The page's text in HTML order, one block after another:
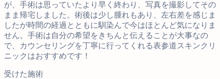
が、手術は思っていたより早く終わり、写真を撮影してその
まま帰宅しました。術後は少し腫れもあり、左右差を感じま
したが時間の経過とともに馴染んで今はほとんど気になりま
せん。手術は自分の希望をきちんと伝えることが大事なの
で、カウンセリングを丁寧に行ってくれる表参道スキンクリ
ニックはおすすめです！
受けた施術